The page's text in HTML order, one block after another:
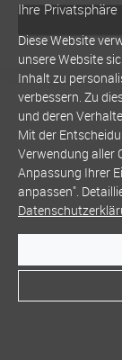
Ihre
Diese Website
unsere Website
Inhalt zu
verbessern. Zu
und deren
Mit der
Verwendung aller
Anpassung Ihrer
anpassen".